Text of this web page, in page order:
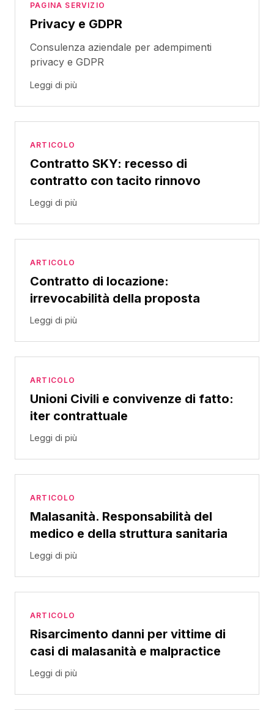
PAGINA SERVIZIO
Privacy e GDPR
Consulenza aziendale per adempimenti
privacy e GDPR
Leggi di più
ARTICOLO
Contratto SKY: recesso di
contratto con tacito rinnovo
Leggi di più
ARTICOLO
Contratto di locazione:
irrevocabilità della proposta
Leggi di più
ARTICOLO
Unioni Civili e convivenze di fatto:
iter contrattuale
Leggi di più
ARTICOLO
Malasanità. Responsabilità del
medico e della struttura sanitaria
Leggi di più
ARTICOLO
Risarcimento danni per vittime di
casi di malasanità e malpractice
Leggi di più